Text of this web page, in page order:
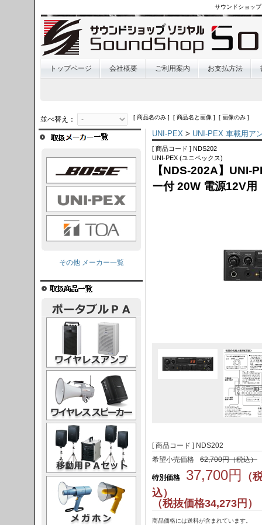
サウンドショッ
トップページ 会社概要 ご利用案内 お支払方法
並べ替え： [ 商品名のみ ] [ 商品名と画像 ] [ 画像のみ ]
UNI-PEX > UNI-PEX 車載用ア
[ 商品コード ] NDS202
UNI-PEX (ユニペックス)
【NDS-202A】UNI-
ー付 20W 電源12V用
[ 商品コード ] NDS202
希望小売価格
62,700円（税込）
特別価格 37,700円 （
込）
（税抜価格34,273円）
商品価格には送料が含まれています。
その他 メーカー一覧